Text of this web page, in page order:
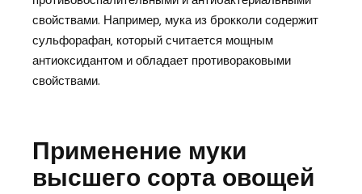
свойствами. Например‚ мука из брокколи содержит
сульфорафан‚ который считается мощным
антиоксидантом и обладает противораковыми
свойствами.
Применение муки
высшего сорта овощей